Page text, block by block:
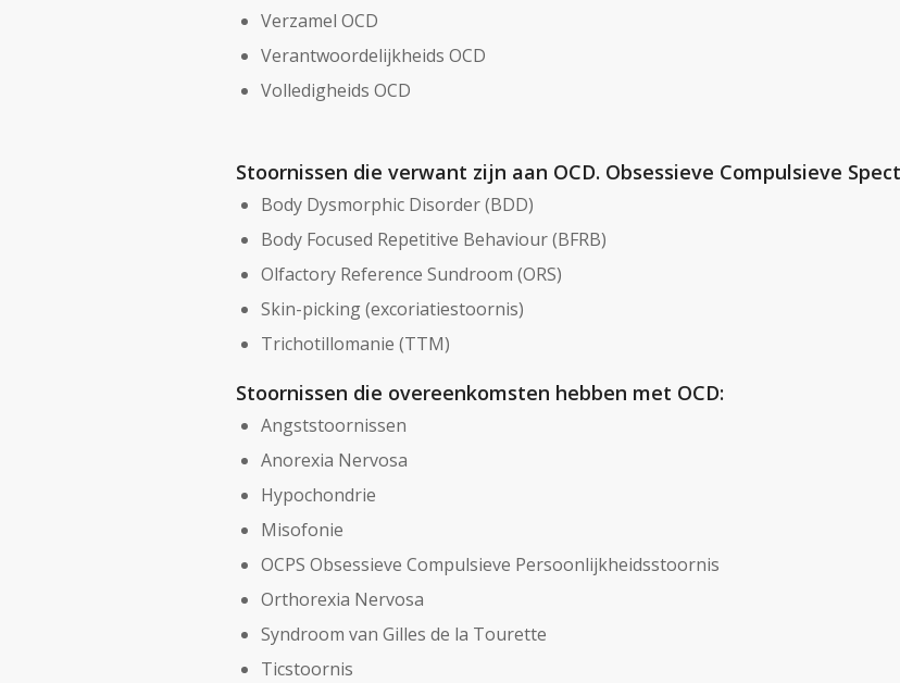
Verzamel OCD
Verantwoordelijkheids OCD
Volledigheids OCD
Stoornissen die verwant zijn aan OCD. Obsessieve Compulsieve
Body Dysmorphic Disorder (BDD)
Body Focused Repetitive Behaviour (BFRB)
Olfactory Reference Sundroom (ORS)
Skin-picking (excoriatiestoornis)
Trichotillomanie (TTM)
Stoornissen die overeenkomsten hebben met OCD:
Angststoornissen
Anorexia Nervosa
Hypochondrie
Misofonie
OCPS Obsessieve Compulsieve Persoonlijkheidsstoornis
Orthorexia Nervosa
Syndroom van Gilles de la Tourette
Ticstoornis